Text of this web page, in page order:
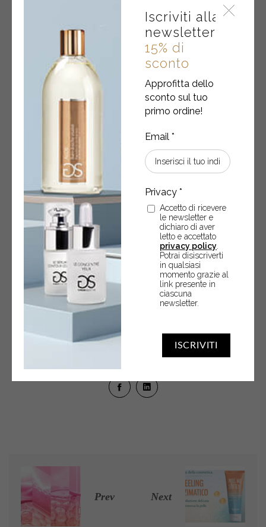
Iscriviti alla
newsletter
15% di
sconto
Approfitta dello
sconto sul tuo
primo ordine!
ISCRIVITI
Accetto di ricevere
le newsletter e
dichiaro di aver
letto e accettato
privacy policy
Potrai disiscriverti
in qualsiasi
momento grazie al
link presente in
ciascuna
newsletter.
Set da 4 – Le Masque Lèvres Super-Hydratant
Maschere labbra monouso in tessuto. Super-idratanti,
rimpolpanti - 4x5 ml
€ 31,50
Set
da
4
–
Le
Masque
Lèvres
Super-
quantity
- ACQUISTA
acido ialuronico , beauty
Prev Next